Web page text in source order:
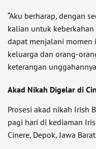
“Aku berharap, dengan
kalian untuk
dapat menjalani momen
keluarga dan orang-
keterangan
Akad Nikah Digelar di
Prosesi akad nikah Irish
pagi hari di kediaman
Cinere, Depok, Jawa